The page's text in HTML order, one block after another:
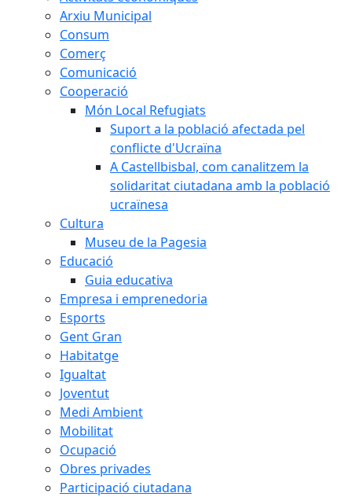
Arxiu Municipal
Consum
Comerç
Comunicació
Cooperació
Món Local Refugiats
Suport a la població afectada pel
conflicte d'Ucraïna
A Castellbisbal, com canalitzem la
solidaritat ciutadana amb la població
ucraïnesa
Cultura
Museu de la Pagesia
Educació
Guia educativa
Empresa i emprenedoria
Esports
Gent Gran
Habitatge
Igualtat
Joventut
Medi Ambient
Mobilitat
Ocupació
Obres privades
Participació ciutadana